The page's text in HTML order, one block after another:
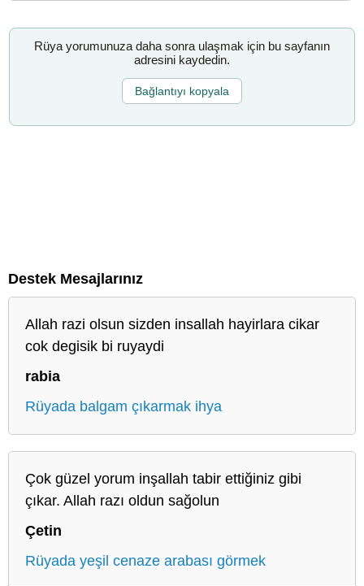
Rüya yorumunuza daha sonra ulaşmak için bu sayfanın
adresini kaydedin.
Bağlantıyı kopyala
Destek Mesajlarınız
Allah razi olsun sizden insallah hayirlara cikar
cok degisik bi ruyaydi
rabia
Rüyada balgam çıkarmak ihya
Çok güzel yorum inşallah tabir ettiğiniz gibi
çıkar. Allah razı oldun sağolun
Çetin
Rüyada yeşil cenaze arabası görmek